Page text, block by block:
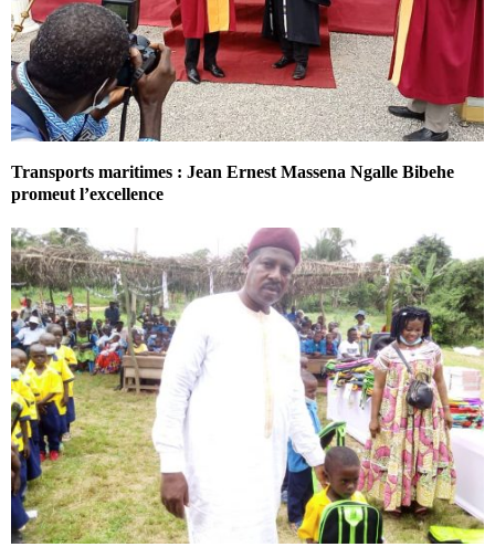
Transports maritimes : Jean Ernest Massena Ngalle Bibehe
promeut l’excellence